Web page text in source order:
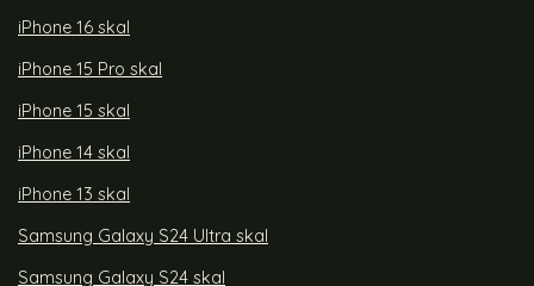
iPhone 16 skal
iPhone 15 Pro skal
iPhone 15 skal
iPhone 14 skal
iPhone 13 skal
Samsung Galaxy S24 Ultra skal
Samsung Galaxy S24 skal